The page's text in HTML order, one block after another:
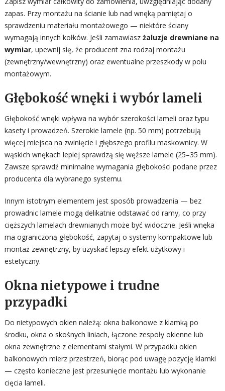
zapas. Przy montażu na ścianie lub nad wnęką pamiętaj o
sprawdzeniu materiału montażowego — niektóre ściany
wymagają innych kołków. Jeśli zamawiasz żaluzje drewniane na
wymiar, upewnij się, że producent zna rodzaj montażu
(zewnętrzny/wewnętrzny) oraz ewentualne przeszkody w polu
montażowym.
Głębokość wnęki i wybór lameli
Głębokość wnęki wpływa na wybór szerokości lameli oraz typu
kasety i prowadzeń. Szerokie lamele (np. 50 mm) potrzebują
więcej miejsca na zwinięcie i głębszego profilu maskownicy. W
wąskich wnękach lepiej sprawdzą się węższe lamele (25–35 mm).
Zawsze sprawdź minimalne wymagania głębokości podane przez
producenta dla wybranego systemu.
Innym istotnym elementem jest sposób prowadzenia — bez
prowadnic lamele mogą delikatnie odstawać od ramy, co przy
cięższych lamelach drewnianych może być widoczne. Jeśli wnęka
ma ograniczoną głębokość, zapytaj o systemy kompaktowe lub
montaż zewnętrzny, by uzyskać lepszy efekt użytkowy i
estetyczny.
Okna nietypowe i trudne
przypadki
Do nietypowych okien należą: okna balkonowe z klamką po
środku, okna o skośnych liniach, łączone zespoły okienne lub
okna zewnętrzne z elementami stałymi. W przypadku okien
balkonowych mierz przestrzeń, biorąc pod uwagę pozycję klamki
— często konieczne jest przesunięcie montażu lub wykonanie
cięcia lameli.